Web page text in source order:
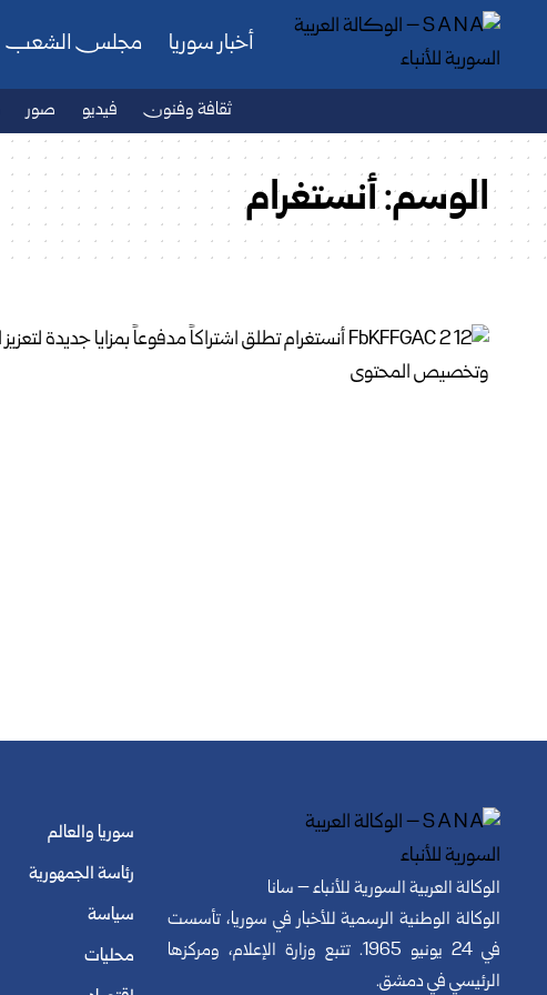
أخبار سوريا مجلس الشعب
ثقافة وفنون فيديو صور
الوسم:أنستغرام
الوكالة العربية السورية للأنباء – سانا
الوكالة الوطنية الرسمية للأخبار في سوريا، تأسست
في 24 يونيو 1965. تتبع وزارة الإعلام، ومركزها
الرئيسي في دمشق.
سوريا والعالم
رئاسة الجمهورية
سياسة
محليات